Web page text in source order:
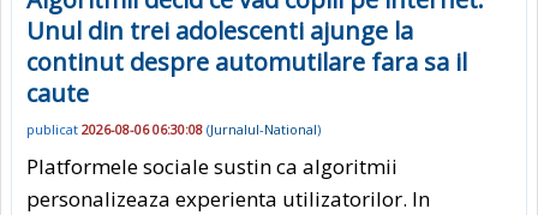
Unul din trei adolescenti ajunge la
continut despre automutilare fara sa il
caute
publicat 2026-08-06 06:30:08 (Jurnalul-National)
Platformele sociale sustin ca algoritmii
personalizeaza experienta utilizatorilor. In